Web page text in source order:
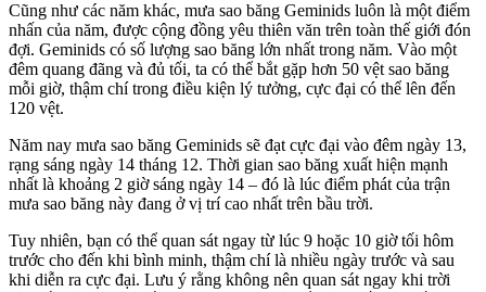
Cũng như các năm khác, mưa sao băng Geminids luôn là một điểm
nhấn của năm, được cộng đồng yêu thiên văn trên toàn thế giới đón
đợi. Geminids có số lượng sao băng lớn nhất trong năm. Vào một
đêm quang đãng và đủ tối, ta có thể bắt gặp hơn 50 vệt sao băng
mỗi giờ, thậm chí trong điều kiện lý tưởng, cực đại có thể lên đến
120 vệt.
Năm nay mưa sao băng Geminids sẽ đạt cực đại vào đêm ngày 13,
rạng sáng ngày 14 tháng 12. Thời gian sao băng xuất hiện mạnh
nhất là khoảng 2 giờ sáng ngày 14 – đó là lúc điểm phát của trận
mưa sao băng này đang ở vị trí cao nhất trên bầu trời.
Tuy nhiên, bạn có thể quan sát ngay từ lúc 9 hoặc 10 giờ tối hôm
trước cho đến khi bình minh, thậm chí là nhiều ngày trước và sau
khi diễn ra cực đại. Lưu ý rằng không nên quan sát ngay khi trời